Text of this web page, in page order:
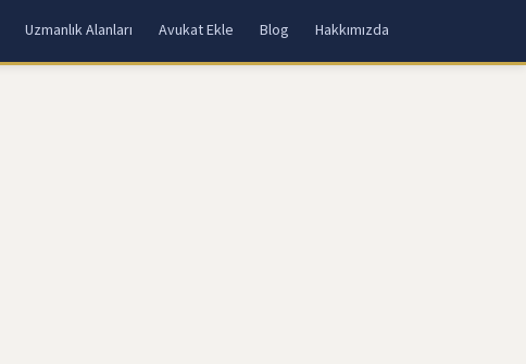
Uzmanlık Alanları Avukat Ekle Blog Hakkımızda